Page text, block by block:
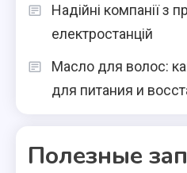
Надійні компанії з
електростанцій
Масло для волос:
для питания и
Полезные